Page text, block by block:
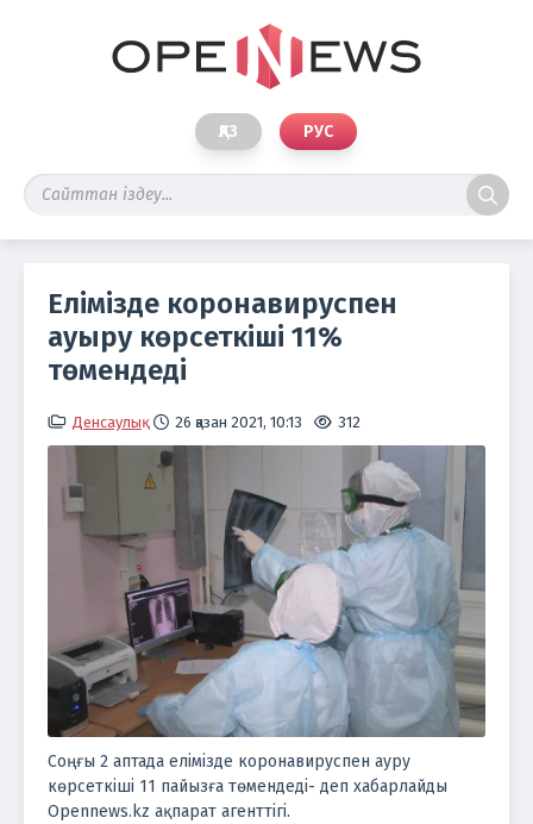
ҚАЗ РУС
Елімізде коронавируспен
ауыру көрсеткіші 11%
төмендеді
Денсаулық 26 қазан 2021, 10:13 312
Соңғы 2 аптада елімізде коронавируспен ауру
көрсеткіші 11 пайызға төмендеді- деп хабарлайды
Opennews.kz ақпарат агенттігі.